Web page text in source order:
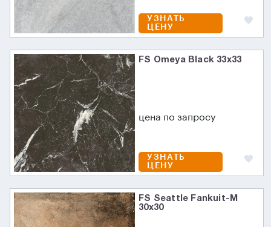
УЗНАТЬ
ЦЕНУ
FS Omeya Black 33x33
цена по запросу
УЗНАТЬ
ЦЕНУ
FS Seattle Fankuit-M
30x30